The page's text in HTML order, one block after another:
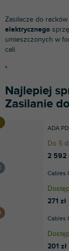
Zasilacze do racków
elektrycznego
umieszczonych w
cali.
"
Najlepiej
Zasilanie
ADA
Do 5
2 592
Cables
271 zł
Cables
201 zł